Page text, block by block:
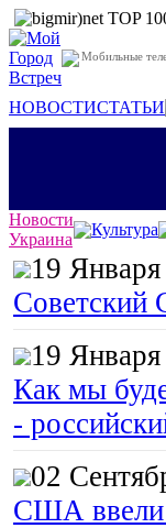
Мобильные
НОВОСТИСТАТЬИ
Новости
Украина
Культура
19
Советский
19
Как мы
-
02
США ввели